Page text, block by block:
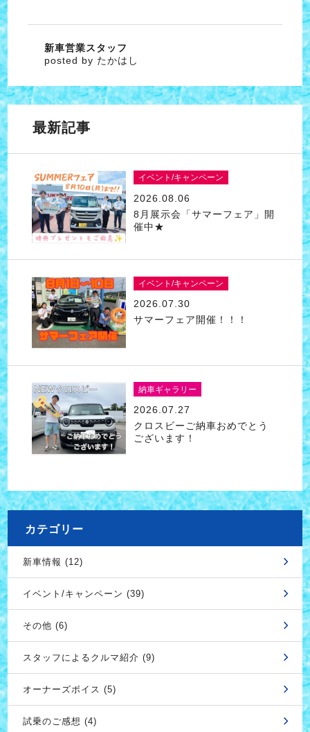
新車営業スタッフ
posted by たかはし
最新記事
イベント/キャンペーン
2026.08.06
8月展示会「サマーフェア」開
催中★
イベント/キャンペーン
2026.07.30
サマーフェア開催！！！
納車ギャラリー
2026.07.27
クロスビーご納車おめでとう
ございます！
カテゴリー
新車情報 (12)
イベント/キャンペーン (39)
その他 (6)
スタッフによるクルマ紹介 (9)
オーナーズボイス (5)
試乗のご感想 (4)